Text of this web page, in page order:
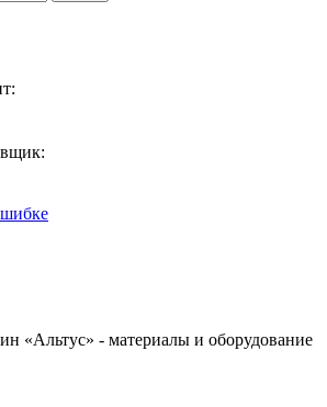
«Альтус» - материалы и оборудование